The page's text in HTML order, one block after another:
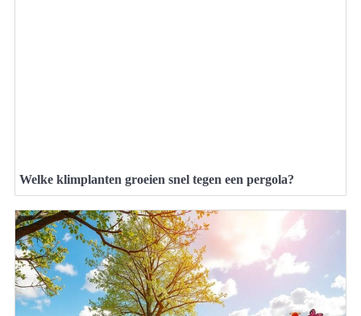
Welke klimplanten groeien snel tegen een pergola?